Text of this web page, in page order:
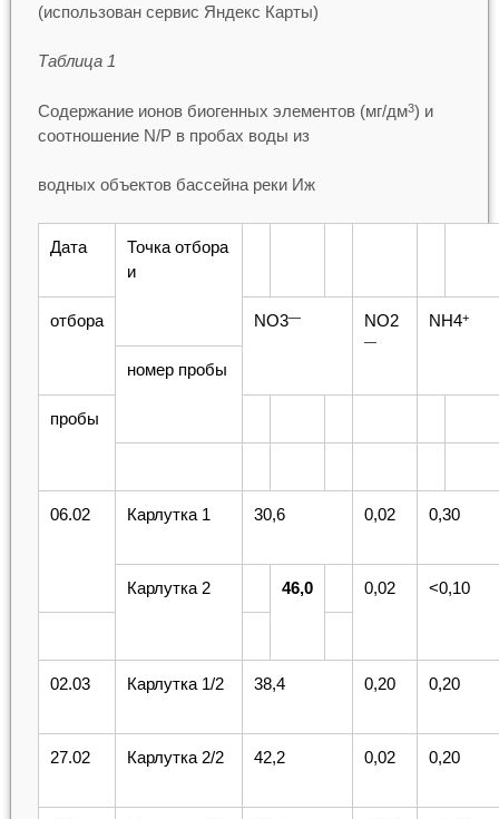
(использован сервис Яндекс Карты)
Таблица 1
Содержание ионов биогенных элементов (мг/дм3) и
соотношение N/P в пробах воды из
водных объектов бассейна реки Иж
Дата
Точка отбора
и
отбора NO3— NO2
—
NH4+
номер пробы
пробы
06.02 Карлутка 1 30,6 0,02 0,30
Карлутка 2 46,0 0,02 <0,10
02.03 Карлутка 1/2 38,4 0,20 0,20
27.02 Карлутка 2/2 42,2 0,02 0,20